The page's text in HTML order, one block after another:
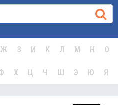
Ж З И К Л М Н О
Х Ц Ч Ш Э Ю Я